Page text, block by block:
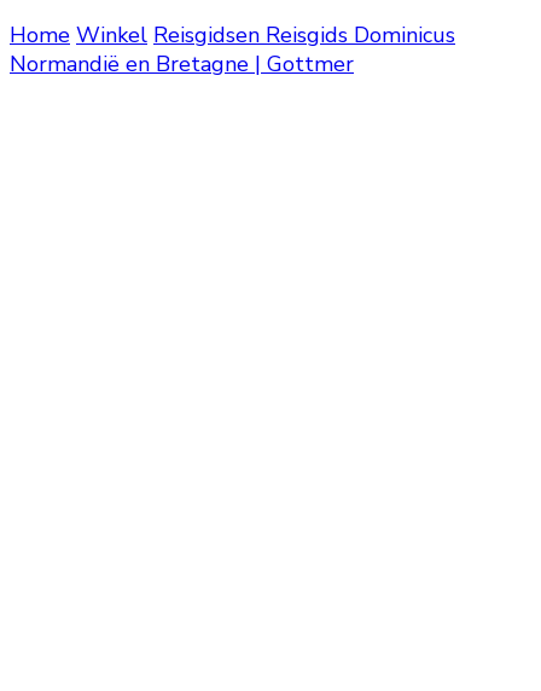
Home Winkel Reisgidsen Reisgids Dominicus
Normandië en Bretagne | Gottmer